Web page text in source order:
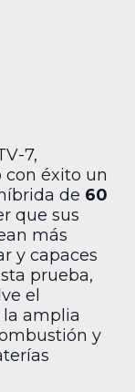
7,
éxito un
de 60
que sus
más
y capaces
prueba,
el
amplia
y